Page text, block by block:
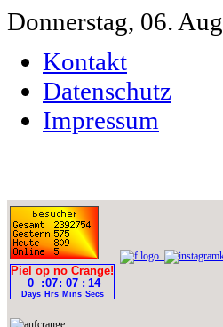
Donnerstag, 06.
Kontakt
Datenschutz
Impressum